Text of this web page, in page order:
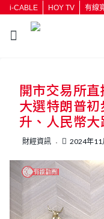
i-CABLE HOY TV 有線
開市交易所
大選特朗普
升、人民幣大
財經資訊 2024年11